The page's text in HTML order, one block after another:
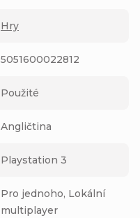
Hry
5051600022812
Použité
Angličtina
Playstation 3
Pro jednoho, Lokální
multiplayer